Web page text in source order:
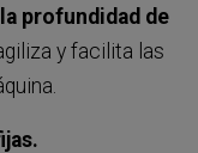
profundidad de
y facilita las